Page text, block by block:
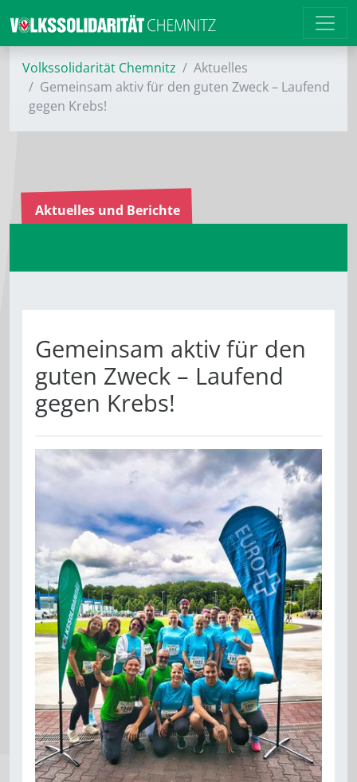
Volkssolidarität Chemnitz
Aktuelles
Gemeinsam aktiv für den guten Zweck – Laufend
gegen Krebs!
Aktuelles und Berichte
Gemeinsam aktiv für den
guten Zweck – Laufend
gegen Krebs!